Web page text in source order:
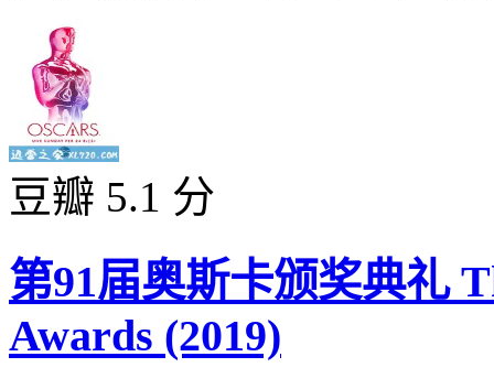
豆瓣 5.1 分
第91届奥斯卡颁奖典礼
Awards (2019)